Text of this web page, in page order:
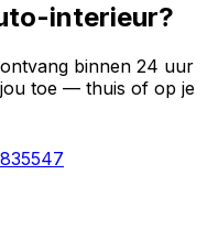
interieur?
binnen 24 uur
toe — thuis of op je